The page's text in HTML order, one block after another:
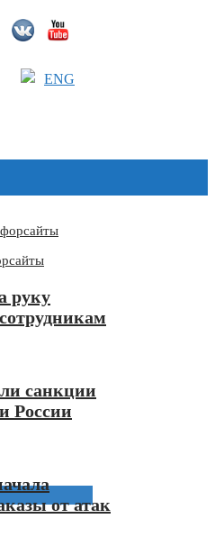
ENG
руку
санкции
России
от атак